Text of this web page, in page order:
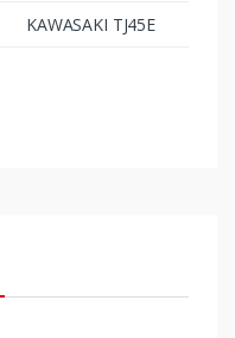
KAWASAKI TJ45E